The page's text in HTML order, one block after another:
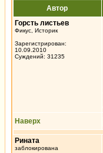
Автор
Горсть листьев
Фикус, Историк
Зарегистрирован:
10.09.2010
Суждений: 31235
Наверх
Рината
заблокирована